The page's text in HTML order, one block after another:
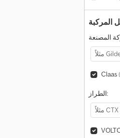
المركبة
Claas
الطراز: